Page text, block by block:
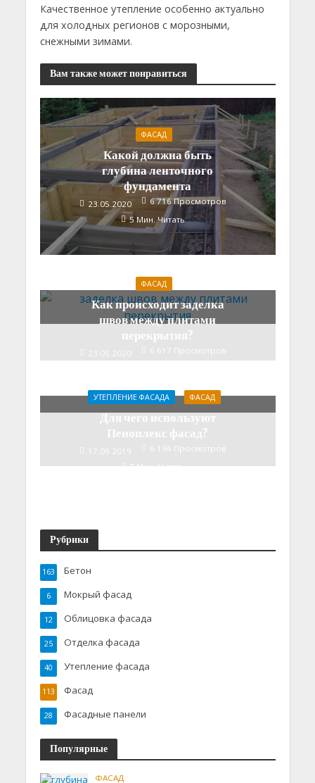
Качественное утепление особенно актуально
для холодных регионов с морозными,
снежными зимами.
Вам также может понравиться
ФАСАД
Какой должна быть
глубина ленточного
фундамента
23.05.2020
6 716 Просмотров
5 Мин. Читать
ФАСАД
Как происходит заделка
швов между плитами
перекрытия?
23.05.2020
6 617 Просмотров
УТЕПЛЕНИЕ ФАСАДА ФАСАД
Для чего используют
Пеноплекс фасад?
17.09.2019
6 134 Просмотров
7 Мин. Читать
Рубрики
Бетон
163
Мокрый фасад
6
Облицовка фасада
12
Отделка фасада
25
Утепление фасада
40
Фасад
113
Фасадные панели
28
Популярные
ФАСАД